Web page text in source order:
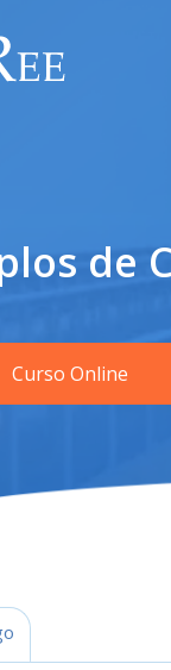
de
Curso Online